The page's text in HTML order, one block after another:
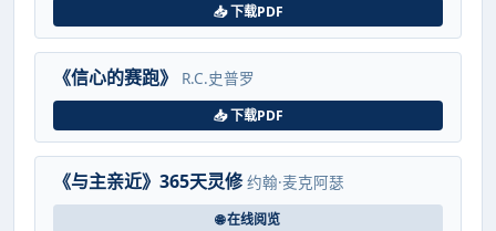
📥 下载PDF
《信心的赛跑》 R.C.史普罗
📥 下载PDF
《与主亲近》365天灵修 约翰·麦克阿瑟
🌐 在线阅览